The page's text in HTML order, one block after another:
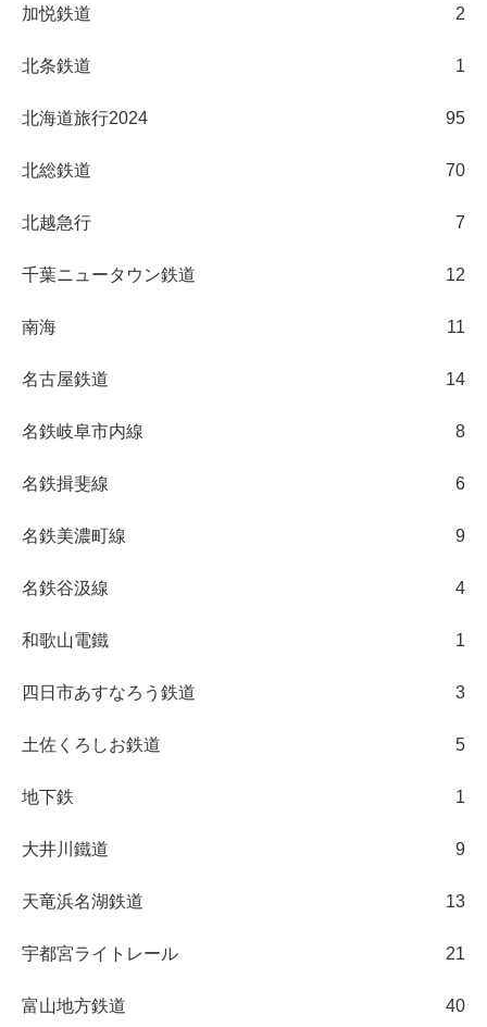
加悦鉄道 2
北条鉄道 1
北海道旅行2024 95
北総鉄道 70
北越急行 7
千葉ニュータウン鉄道 12
南海 11
名古屋鉄道 14
名鉄岐阜市内線 8
名鉄揖斐線 6
名鉄美濃町線 9
名鉄谷汲線 4
和歌山電鐵 1
四日市あすなろう鉄道 3
土佐くろしお鉄道 5
地下鉄 1
大井川鐵道 9
天竜浜名湖鉄道 13
宇都宮ライトレール 21
富山地方鉄道 40